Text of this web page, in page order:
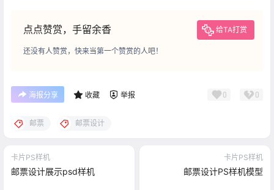
点点赞赏，手留余香 给TA打赏
还没有人赞赏，快来当第一个赞赏的人吧！
海报分享 收藏 举报 0 0
邮票 邮票设计
卡片PS样机
邮票设计展示psd样机
卡片PS样机
邮票设计PS样机模型